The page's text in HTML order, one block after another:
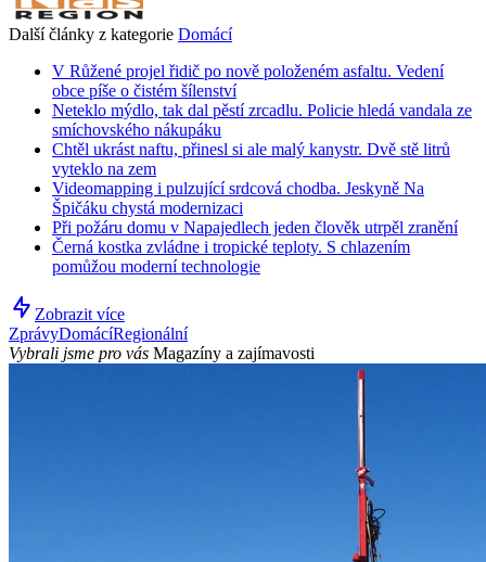
Další články z kategorie Domácí
V Růžené projel řidič po nově položeném asfaltu. Vedení
obce píše o čistém šílenství
Neteklo mýdlo, tak dal pěstí zrcadlu. Policie hledá vandala ze
smíchovského nákupáku
Chtěl ukrást naftu, přinesl si ale malý kanystr. Dvě stě litrů
vyteklo na zem
Videomapping i pulzující srdcová chodba. Jeskyně Na
Špičáku chystá modernizaci
Při požáru domu v Napajedlech jeden člověk utrpěl zranění
Černá kostka zvládne i tropické teploty. S chlazením
pomůžou moderní technologie
Zobrazit více
ZprávyDomácíRegionální
Vybrali jsme pro vás Magazíny a zajímavosti